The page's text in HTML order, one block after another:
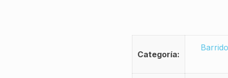
Categoría:
Barrido